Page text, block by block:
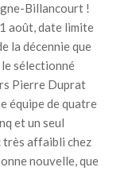
Billancourt !
août, date limite
la décennie que
sélectionné
Pierre Duprat
équipe de quatre
et un seul
très affaibli chez
nouvelle, que